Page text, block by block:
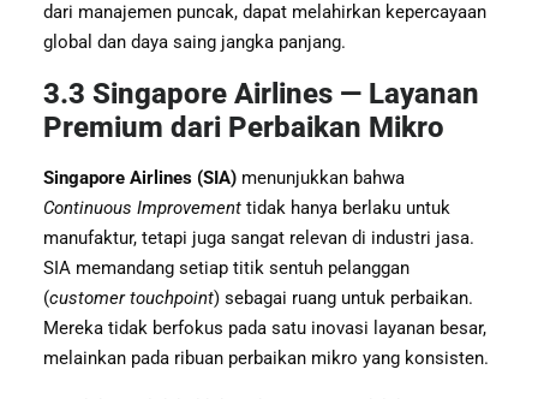
dari manajemen puncak, dapat melahirkan kepercayaan
global dan daya saing jangka panjang.
3.3 Singapore Airlines — Layanan
Premium dari Perbaikan Mikro
Singapore Airlines (SIA) menunjukkan bahwa
Continuous Improvement tidak hanya berlaku untuk
manufaktur, tetapi juga sangat relevan di industri jasa.
SIA memandang setiap titik sentuh pelanggan
(customer touchpoint) sebagai ruang untuk perbaikan.
Mereka tidak berfokus pada satu inovasi layanan besar,
melainkan pada ribuan perbaikan mikro yang konsisten.